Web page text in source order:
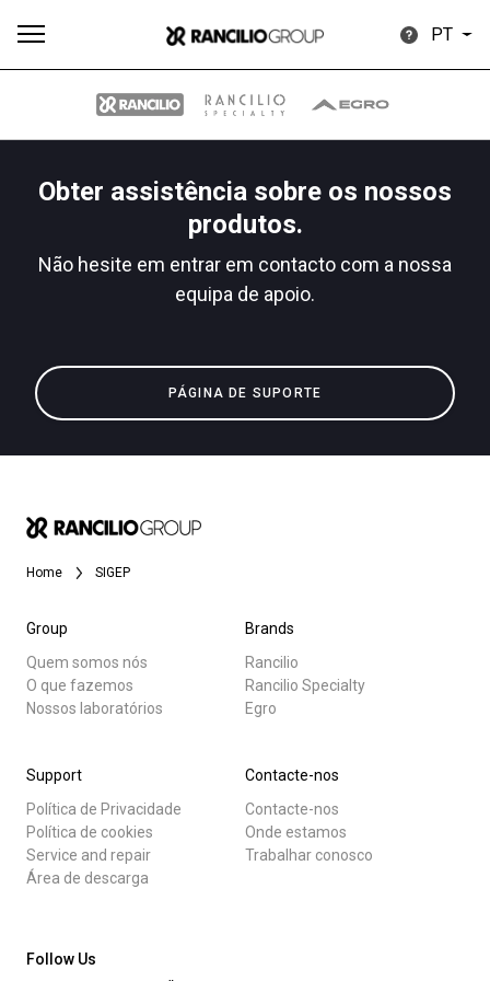
PT
Obter assistência sobre os nossos
produtos.
Não hesite em entrar em contacto com a nossa
equipa de apoio.
PÁGINA DE SUPORTE
Home SIGEP
Group
Quem somos nós
O que fazemos
Nossos laboratórios
Brands
Rancilio
Rancilio Specialty
Egro
Support
Política de Privacidade
Política de cookies
Service and repair
Área de descarga
Contacte-nos
Contacte-nos
Onde estamos
Trabalhar conosco
Follow Us
Todos
Produtos
Descarregar
Mais
Our brands
Group
Notícias
Nossos laboratórios
Connect